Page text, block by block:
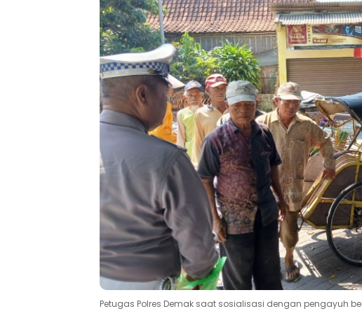
Petugas Polres Demak saat sosialisasi dengan pengayuh